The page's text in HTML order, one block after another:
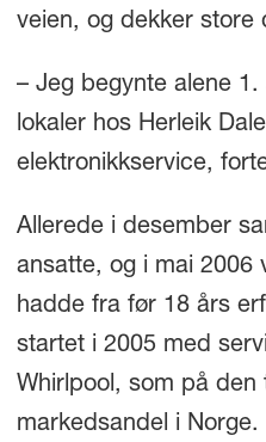
veien, og dekker store
– Jeg begynte alene
lokaler hos Herleik
elektronikkservice,
Allerede i desember
ansatte, og i mai 2006
hadde fra før 18 års
startet i 2005 med
Whirlpool, som på
markedsandel i Norge.